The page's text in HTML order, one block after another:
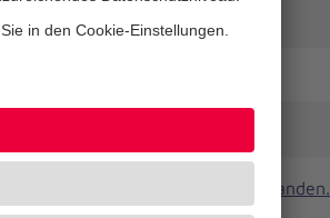
gelesen und verstanden.